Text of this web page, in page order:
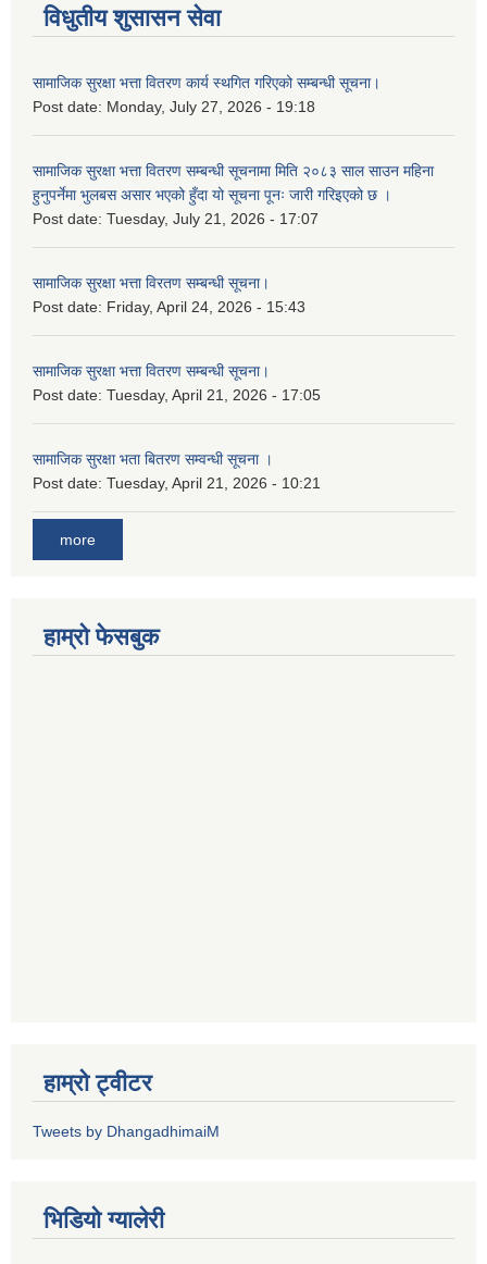
विधुतीय शुसासन सेवा
सामाजिक सुरक्षा भत्ता वितरण कार्य स्थगित गरिएको सम्बन्धी सूचना।
Post date: Monday, July 27, 2026 - 19:18
सामाजिक सुरक्षा भत्ता वितरण सम्बन्धी सूचनामा मिति २०८३ साल साउन महिना
हुनुपर्नेमा भुलबस असार भएको हुँदा यो सूचना पूनः जारी गरिइएको छ ।
Post date: Tuesday, July 21, 2026 - 17:07
सामाजिक सुरक्षा भत्ता विरतण सम्बन्धी सूचना।
Post date: Friday, April 24, 2026 - 15:43
सामाजिक सुरक्षा भत्ता वितरण सम्‍बन्धी सूचना।
Post date: Tuesday, April 21, 2026 - 17:05
सामाजिक सुरक्षा भता बितरण सम्वन्धी सूचना ।
Post date: Tuesday, April 21, 2026 - 10:21
more
हाम्रो फेसबुक
हाम्रो ट्वीटर
Tweets by DhangadhimaiM
भिडियाे ग्यालेरी